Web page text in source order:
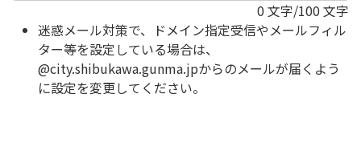
0 文字/100 文字
迷惑メール対策で、ドメイン指定受信やメールフィル
ター等を設定している場合は、
@city.shibukawa.gunma.jpからのメールが届くよう
に設定を変更してください。